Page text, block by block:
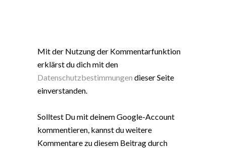
Mit der Nutzung der Kommentarfunktion
erklärst du dich mit den
Datenschutzbestimmungen dieser Seite
einverstanden.
Solltest Du mit deinem Google-Account
kommentieren, kannst du weitere
Kommentare zu diesem Beitrag durch